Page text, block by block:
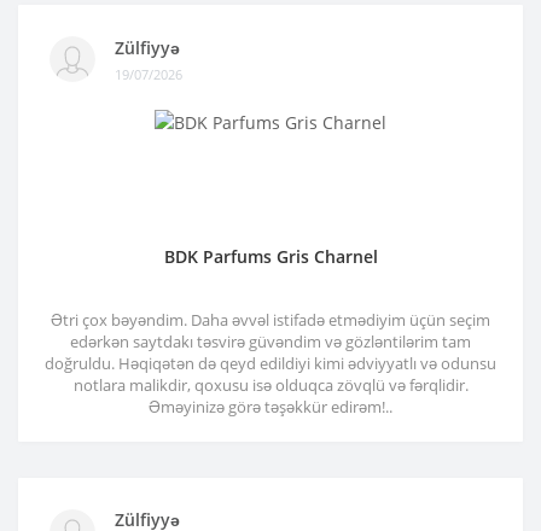
Zülfiyyə
19/07/2026
BDK Parfums Gris Charnel
Ətri çox bəyəndim. Daha əvvəl istifadə etmədiyim üçün seçim
edərkən saytdakı təsvirə güvəndim və gözləntilərim tam
doğruldu. Həqiqətən də qeyd edildiyi kimi ədviyyatlı və odunsu
notlara malikdir, qoxusu isə olduqca zövqlü və fərqlidir.
Əməyinizə görə təşəkkür edirəm!..
Zülfiyyə